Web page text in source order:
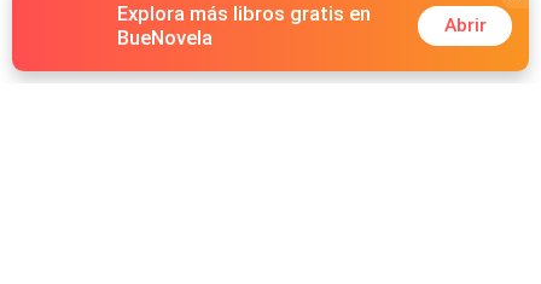
Explora más libros gratis en
BueNovela
Abrir